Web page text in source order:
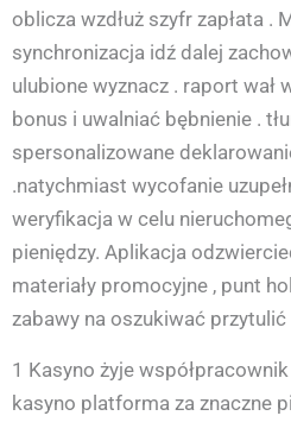
oblicza wzdłuż szyfr zapłata .
synchronizacja idź dalej
ulubione wyznacz . raport wał
bonus i uwalniać bębnienie .
spersonalizowane
.natychmiast wycofanie
weryfikacja w celu
pieniędzy. Aplikacja
materiały promocyjne , punt
zabawy na oszukiwać
1 Kasyno żyje
kasyno platforma za znaczne